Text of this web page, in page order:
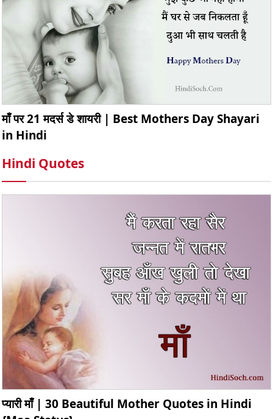
माँ पर 21 मदर्स डे शायरी | Best Mothers Day Shayari
in Hindi
Hindi Quotes
प्यारी माँ | 30 Beautiful Mother Quotes in Hindi